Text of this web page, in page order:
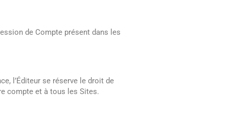
de Compte présent dans les
l’Éditeur se réserve le droit de
compte et à tous les Sites.